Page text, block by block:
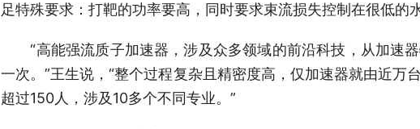
足特殊要求：打靶的功率要高，同时要求束流损失控制在很低的水
“高能强流质子加速器，涉及众多领域的前沿科技，从加速
一次。”王生说，“整个过程复杂且精密度高，仅加速器就由近万
超过150人，涉及10多个不同专业。”